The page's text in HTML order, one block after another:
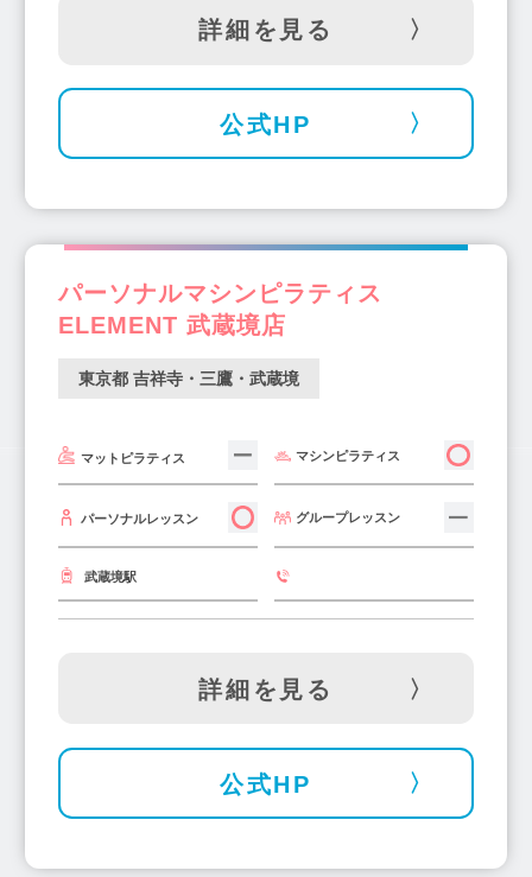
詳細を見る
公式HP
パーソナルマシンピラティス
ELEMENT 武蔵境店
東京都 吉祥寺・三鷹・武蔵境
マットピラティス マシンピラティス
パーソナルレッスン グループレッスン
武蔵境駅
詳細を見る
公式HP